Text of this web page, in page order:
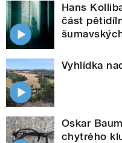
Hans
část
Vyhlídka
Oskar
chytrého